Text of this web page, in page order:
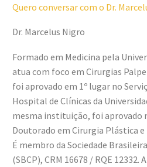
Quero conversar com o Dr.
Dr. Marcelus Nigro
Formado em Medicina pela
atua com foco em Cirurgias
foi aprovado em 1º lugar no
Hospital de Clínicas da
mesma instituição, foi aprovado
Doutorado em Cirurgia Plástica e
É membro da Sociedade
(SBCP), CRM 16678 / RQE